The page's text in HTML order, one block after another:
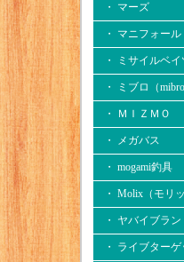
・ マーズ
・ マニフォール
・ ミサイルベイ
・ ミブロ（mibro
・ ＭＩＺＭＯ
・ メガバス
・ mogami釣具
・ Molix（モリ
・ ヤバイブラン
・ ライブターゲ